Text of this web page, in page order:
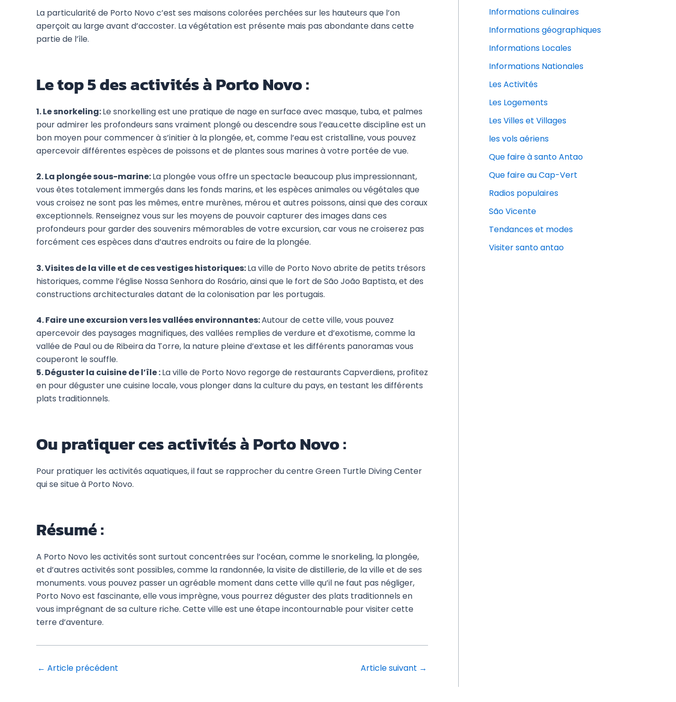
La particularité de Porto Novo c’est ses maisons colorées perchées sur les hauteurs que l’on
aperçoit au large avant d’accoster. La végétation est présente mais pas abondante dans cette
partie de l’île.
Le top 5 des activités à Porto Novo :
1. Le snorkeling:Le snorkelling est une pratique de nage en surface avec masque, tuba, et palmes
pour admirer les profondeurs sans vraiment plongé ou descendre sous l’eau.cette discipline est un
bon moyen pour commencer à s’initier à la plongée, et, comme l’eau est cristalline, vous pouvez
apercevoir différentes espèces de poissons et de plantes sous marines à votre portée de vue.
2. La plongée sous-marine:La plongée vous offre un spectacle beaucoup plus impressionnant,
vous êtes totalement immergés dans les fonds marins, et les espèces animales ou végétales que
vous croisez ne sont pas les mêmes, entre murènes, mérou et autres poissons, ainsi que des coraux
exceptionnels. Renseignez vous sur les moyens de pouvoir capturer des images dans ces
profondeurs pour garder des souvenirs mémorables de votre excursion, car vous ne croiserez pas
forcément ces espèces dans d’autres endroits ou faire de la plongée.
3. Visites de la ville et de ces vestiges historiques:La ville de Porto Novo abrite de petits trésors
historiques, comme l’église Nossa Senhora do Rosário, ainsi que le fort de São João Baptista, et des
constructions architecturales datant de la colonisation par les portugais.
4. Faire une excursion vers les vallées environnantes:Autour de cette ville, vous pouvez
apercevoir des paysages magnifiques, des vallées remplies de verdure et d’exotisme, comme la
vallée de Paul ou de Ribeira da Torre, la nature pleine d’extase et les différents panoramas vous
couperont le souffle.
5. Déguster la cuisine de l’île :La ville de Porto Novo regorge de restaurants Capverdiens, profitez
en pour déguster une cuisine locale, vous plonger dans la culture du pays, en testant les différents
plats traditionnels.
Ou pratiquer ces activités à Porto Novo :
Pour pratiquer les activités aquatiques, il faut se rapprocher du centre Green Turtle Diving Center
qui se situe à Porto Novo.
Résumé :
A Porto Novo les activités sont surtout concentrées sur l’océan, comme le snorkeling, la plongée,
et d’autres activités sont possibles, comme la randonnée, la visite de distillerie, de la ville et de ses
monuments. vous pouvez passer un agréable moment dans cette ville qu’il ne faut pas négliger,
Porto Novo est fascinante, elle vous imprègne, vous pourrez déguster des plats traditionnels en
vous imprégnant de sa culture riche. Cette ville est une étape incontournable pour visiter cette
terre d’aventure.
← Article précédent Article suivant →
Informations culinaires
Informations géographiques
Informations Locales
Informations Nationales
Les Activités
Les Logements
Les Villes et Villages
les vols aériens
Que faire à santo Antao
Que faire au Cap-Vert
Radios populaires
São Vicente
Tendances et modes
Visiter santo antao